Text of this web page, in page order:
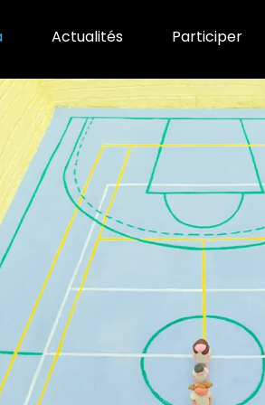
Actualités Participer